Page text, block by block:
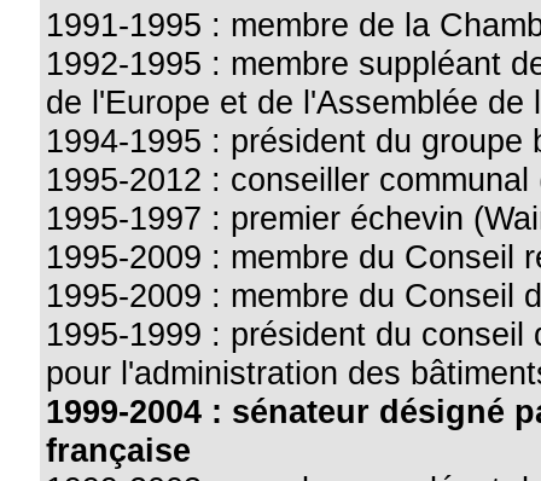
1991-1995 : membre de la
1992-1995 : membre suppléant
de l'Europe et de l'Assemblée
1994-1995 : président du
1995-2012 : conseiller communal
1995-1997 : premier échevin
1995-2009 : membre du Conseil
1995-2009 : membre du Conseil
1995-1999 : président du
pour l'administration des
1999-2004 : sénateur désigné
française